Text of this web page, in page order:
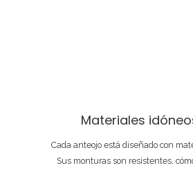
Materiales
Cada anteojo está diseñado con
Sus monturas son resistentes,